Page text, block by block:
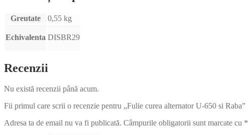
Greutate 0,55 kg
Echivalenta DISBR29
Recenzii
Nu există recenzii până acum.
Fii primul care scrii o recenzie pentru „Fulie curea alternator U-650 si Raba”
Adresa ta de email nu va fi publicată. Câmpurile obligatorii sunt marcate cu *